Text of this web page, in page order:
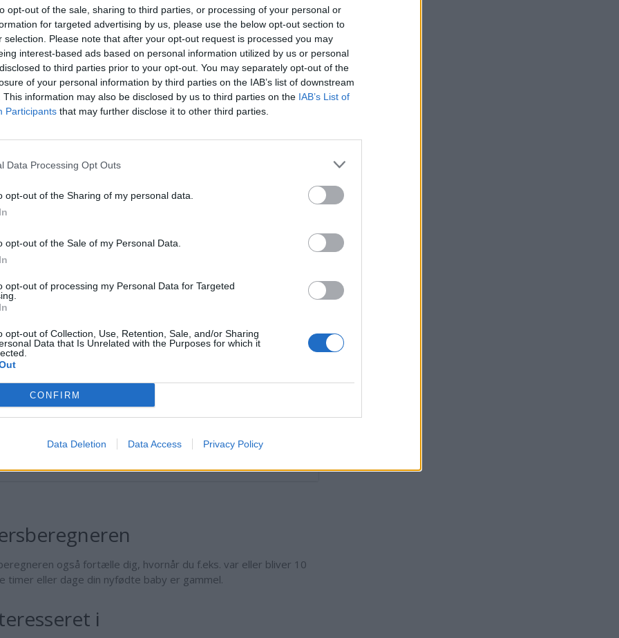
opt-out of the sale, sharing to third parties, or processing of your personal or
for targeted advertising by us, please use the below opt-out section to
selection. Please note that after your opt-out request is processed you may
interest-based ads based on personal information utilized by us or personal
to third parties prior to your opt-out. You may separately opt-out of the
of your personal information by third parties on the IAB’s list of downstream
This information may also be disclosed by us to third parties on the IAB’s List of
Participants that may further disclose it to other third parties.
Data Processing Opt Outs
opt-out of the Sharing of my personal data.
opt-out of the Sale of my Personal Data.
opt-out of processing my Personal Data for Targeted
opt-out of Collection, Use, Retention, Sale, and/or Sharing
Data that Is Unrelated with the Purposes for which it
CONFIRM
Data Deletion Data Access Privacy Policy
2029.
2032.
23. 2034.
2037.
2040.
2043.
05. 2045.
2048.
17. 2056.
10. 2062
04. 2064
31. 2067
2070
20. 2073
17. 2075
13. 2078.
2081
03. 2084
30. 2086 .
2089 .
2092
16. 2095
12. 2097
2100.
05. 2103.
25. 2108.
også fortælle dig, hvornår du f.eks. var eller bliver 10
timer eller dage din nyfødte baby er gammel.
i